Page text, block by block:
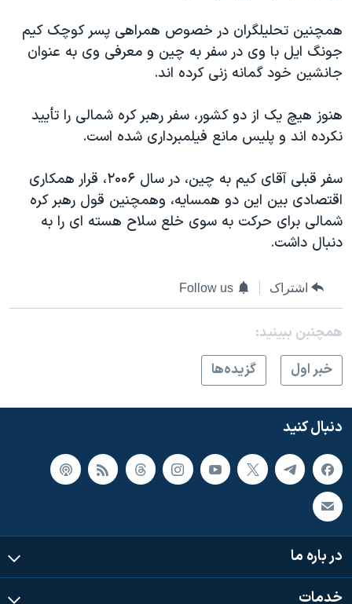
همچنين تحليلگران در خصوص همراهی پسر کوچک کيم
جونگ ايل با وی در سفر به چين و معرفی وی به عنوان
جانشين خود گمانه زنی کرده اند.
هنوز هيچ يک از دو کشور، سفر رهبر کره شمالی را تأييد
نکرده اند و پليس مانع فيلمبرداری شده است.
سفر قبلی آقای کيم به چين، در سال ۲۰۰۶، قرار همکاری
اقتصادی بين اين دو همسايه، وهمچنين قول رهبر کره
شمالی برای حرکت به سوی خلع سلاح هسته ای را به
دنبال داشت.
اشتراک Follow us
همچنبن ببینید:
خبر اول
گزيده‌ها
دنبال کنید
در باره ما
خدمات